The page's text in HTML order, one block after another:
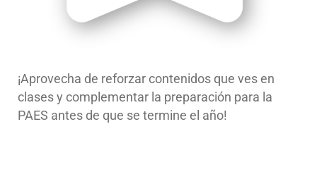
¡Aprovecha de reforzar contenidos que ves en
clases y complementar la preparación para la
PAES antes de que se termine el año!